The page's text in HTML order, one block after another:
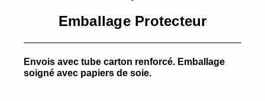
Emballage Protecteur
Envois avec tube carton renforcé. Emballage
soigné avec papiers de soie.